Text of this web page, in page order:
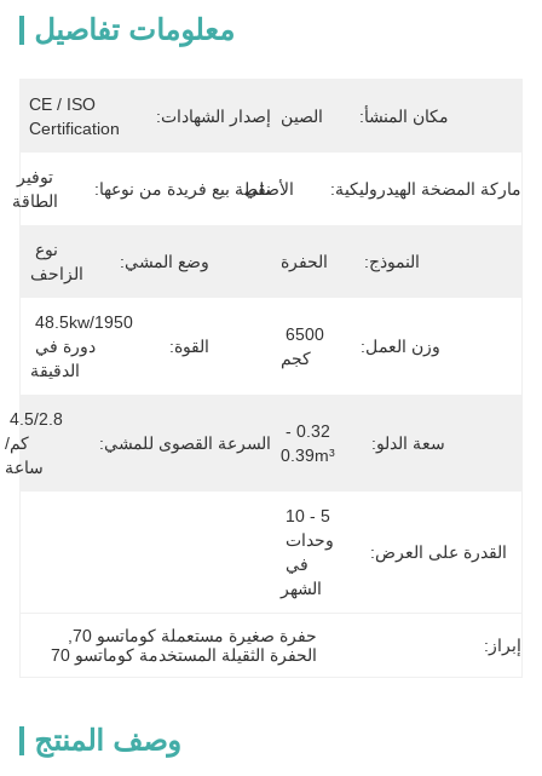
معلومات تفاصيل
مكان المنشأ: الصين إصدار الشهادات:
CE / ISO
Certification
ماركة المضخة الهيدروليكية: الأصلي
نقطة بيع فريدة من نوعها:
الطاقة
النموذج: الحفرة وضع المشي:
نوع
الزاحف
وزن العمل:
6500
كجم
القوة:
48.5kw/1950
دورة في
الدقيقة
سعة الدلو:
0.32 -
0.39m³
السرعة القصوى للمشي:
4.5/2.8
كم/
ساعة
القدرة على العرض:
5 - 10
وحدات
في
الشهر
إبراز: حفرة صغيرة مستعملة كوماتسو 70
,
الحفرة الثقيلة المستخدمة كوماتسو 70
وصف المنتج